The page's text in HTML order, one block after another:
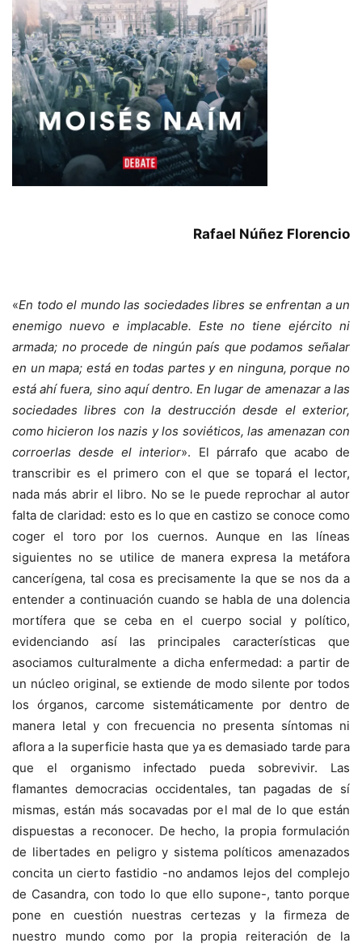
Rafael Núñez Florencio
«En todo el mundo las sociedades libres se enfrentan a un
enemigo nuevo e implacable. Este no tiene ejército ni
armada; no procede de ningún país que podamos señalar
en un mapa; está en todas partes y en ninguna, porque no
está ahí fuera, sino aquí dentro. En lugar de amenazar a las
sociedades libres con la destrucción desde el exterior,
como hicieron los nazis y los soviéticos, las amenazan con
corroerlas desde el interior». El párrafo que acabo de
transcribir es el primero con el que se topará el lector,
nada más abrir el libro. No se le puede reprochar al autor
falta de claridad: esto es lo que en castizo se conoce como
coger el toro por los cuernos. Aunque en las líneas
siguientes no se utilice de manera expresa la metáfora
cancerígena, tal cosa es precisamente la que se nos da a
entender a continuación cuando se habla de una dolencia
mortífera que se ceba en el cuerpo social y político,
evidenciando así las principales características que
asociamos culturalmente a dicha enfermedad: a partir de
un núcleo original, se extiende de modo silente por todos
los órganos, carcome sistemáticamente por dentro de
manera letal y con frecuencia no presenta síntomas ni
aflora a la superficie hasta que ya es demasiado tarde para
que el organismo infectado pueda sobrevivir. Las
flamantes democracias occidentales, tan pagadas de sí
mismas, están más socavadas por el mal de lo que están
dispuestas a reconocer. De hecho, la propia formulación
de libertades en peligro y sistema políticos amenazados
concita un cierto fastidio -no andamos lejos del complejo
de Casandra, con todo lo que ello supone-, tanto porque
pone en cuestión nuestras certezas y la firmeza de
nuestro mundo como por la propia reiteración de la